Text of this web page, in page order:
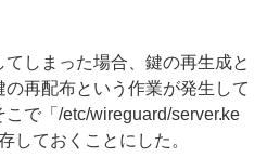
しまった場合、鍵の再生成と
再配布という作業が発生して
で「/etc/wireguard/server.ke
しておくことにした。